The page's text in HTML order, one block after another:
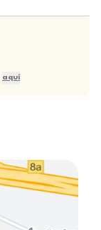
aquí